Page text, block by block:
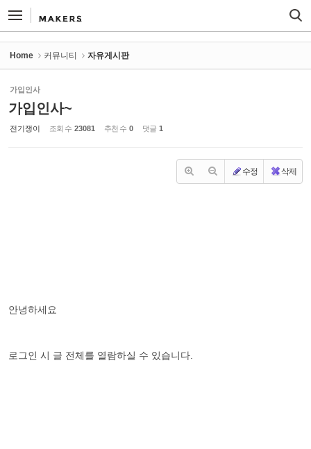
Home 커뮤니티 자유게시판
가입인사
가입인사~
전기쟁이 조회 수 23081 추천 수 0 댓글 1
수정 삭제
안녕하세요
로그인 시 글 전체를 열람하실 수 있습니다.